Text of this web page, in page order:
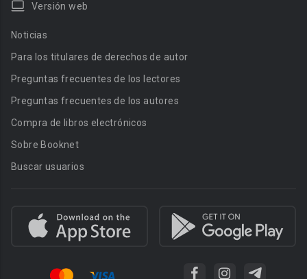
Versión web
Noticias
Para los titulares de derechos de autor
Preguntas frecuentes de los lectores
Preguntas frecuentes de los autores
Compra de libros electrónicos
Sobre Booknet
Buscar usuarios